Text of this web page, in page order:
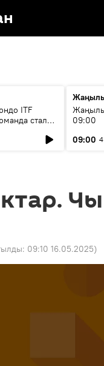
ITF
стала
09:00
09:00
09:10 16.05.2025)